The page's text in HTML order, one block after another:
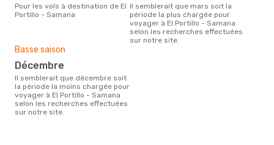
Pour les vols à destination de El
Portillo - Samana
Il semblerait que mars soit la
période la plus chargée pour
voyager à El Portillo - Samana
selon les recherches effectuées
sur notre site.
Basse saison
décembre
Il semblerait que décembre soit
la période la moins chargée pour
voyager à El Portillo - Samana
selon les recherches effectuées
sur notre site.